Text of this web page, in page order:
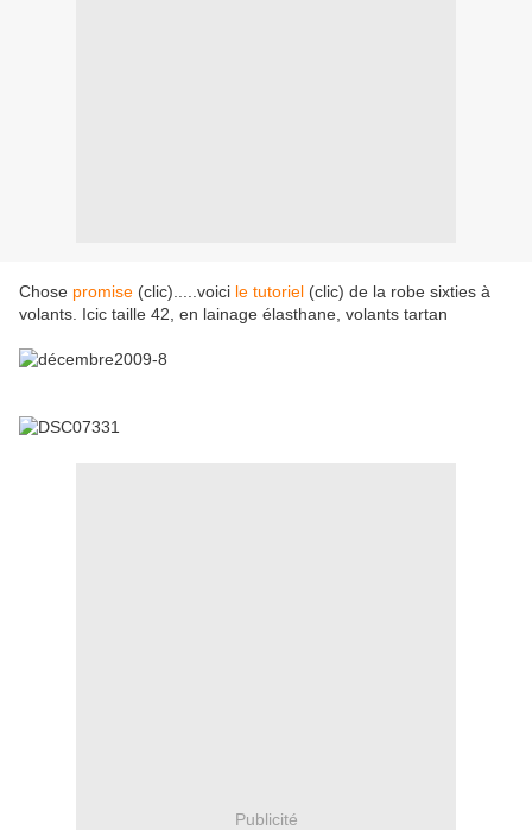
Chose promise (clic).....voici le tutoriel (clic) de la robe sixties à
volants. Icic taille 42, en lainage élasthane, volants tartan
Publicité